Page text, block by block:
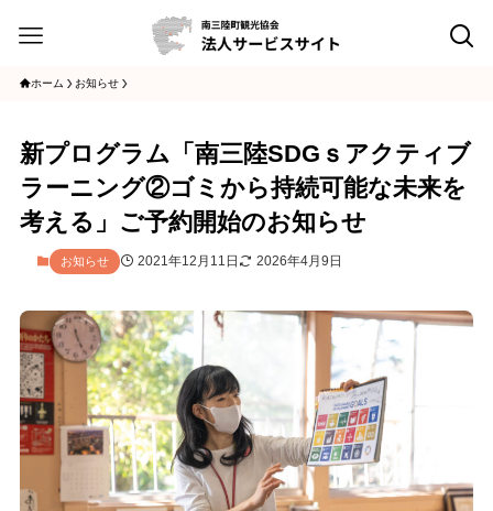
ホーム お知らせ
新プログラム「南三陸SDGｓアクティブ
ラーニング②ゴミから持続可能な未来を
考える」ご予約開始のお知らせ
お知らせ 2021年12月11日 2026年4月9日